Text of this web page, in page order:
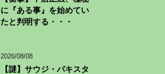
に『ある事』を始めてい
たと判明する・・・
2026/08/08
【謎】サウジ・パキスタ